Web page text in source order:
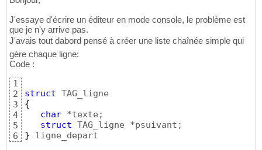
J'essaye d'écrire un éditeur en mode console, le problème est
que je n'y arrive pas.
J'avais tout dabord pensé à créer une liste chaînée simple qui
gère chaque ligne:
Code :
1
2
3
4
5
6
struct
{
char *texte;
struct
} ligne_depart